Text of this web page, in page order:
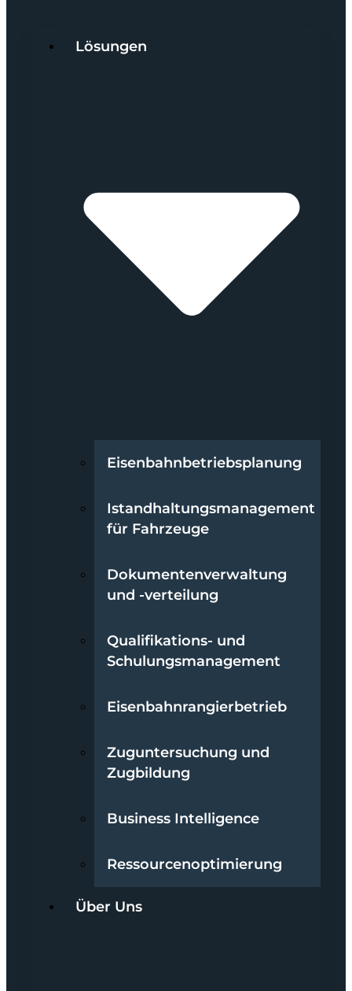
Lösungen
Eisenbahnbetriebsplanung
Istandhaltungsmanagement
für Fahrzeuge
Dokumentenverwaltung
und -verteilung
Qualifikations- und
Schulungsmanagement
Eisenbahnrangierbetrieb
Zuguntersuchung und
Zugbildung
Business Intelligence
Ressourcenoptimierung
Über Uns